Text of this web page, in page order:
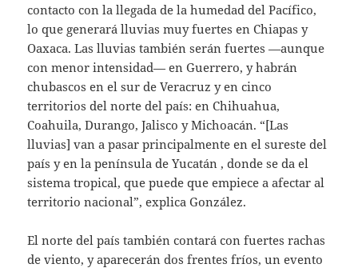
contacto con la llegada de la humedad del Pacífico,
lo que generará lluvias muy fuertes en Chiapas y
Oaxaca. Las lluvias también serán fuertes —aunque
con menor intensidad— en Guerrero, y habrán
chubascos en el sur de Veracruz y en cinco
territorios del norte del país: en Chihuahua,
Coahuila, Durango, Jalisco y Michoacán. “[Las
lluvias] van a pasar principalmente en el sureste del
país y en la península de Yucatán , donde se da el
sistema tropical, que puede que empiece a afectar al
territorio nacional”, explica González.
El norte del país también contará con fuertes rachas
de viento, y aparecerán dos frentes fríos, un evento